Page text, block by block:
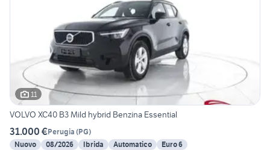
11
VOLVO XC40 B3 Mild hybrid Benzina Essential
31.000 €Perugia (PG)
Nuovo
08/2026 Ibrida Automatico
Euro 6